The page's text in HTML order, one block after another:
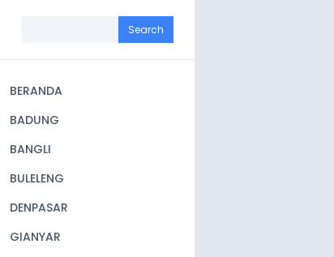
navigation
BERANDA
BADUNG
BANGLI
BULELENG
DENPASAR
GIANYAR